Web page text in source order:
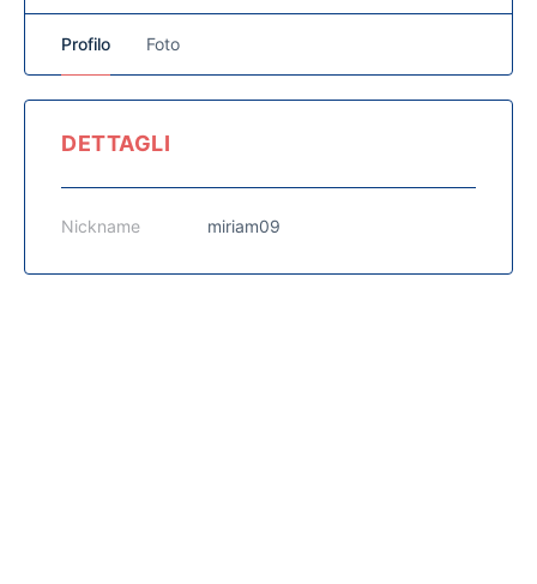
Profilo Foto
DETTAGLI
Nickname miriam09